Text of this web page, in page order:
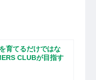
育てるだけではな
CLUBが目指す